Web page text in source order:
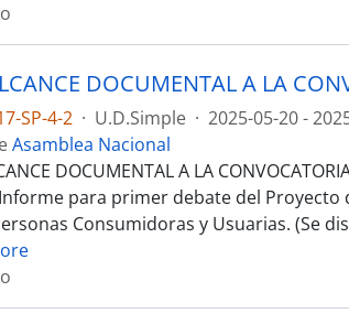
SP-4-2 · U.D.Simple · 2025-05-20 -
Asamblea Nacional
DOCUMENTAL A LA
para primer debate del Proyecto
Consumidoras y Usuarias. (Se